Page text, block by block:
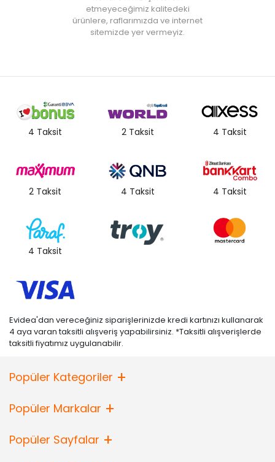
etmeyeceğimiz kalitedeki
ürünlere, raflarımızda ve internet
sitemizde yer vermeyiz.
4 Taksit 2 Taksit 4 Taksit
2 Taksit 4 Taksit 4 Taksit
4 Taksit
Evidea'dan vereceğiniz siparişlerinizde kredi kartınızı kullanarak
4 aya varan taksitli alışveriş yapabilirsiniz. *Taksitli alışverişlerde
taksitli fiyatımız uygulanabilir.
Popüler Kategoriler
Popüler Markalar
Popüler Sayfalar